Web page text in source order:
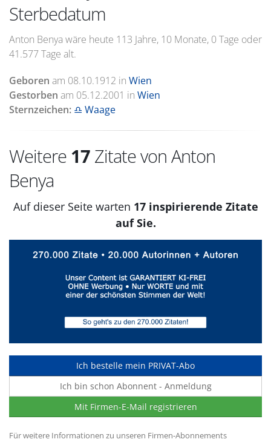
Sterbedatum
Anton Benya wäre heute 113 Jahre, 10 Monate, 0 Tage oder
41.577 Tage alt.
Geboren am 08.10.1912 in Wien
Gestorben am 05.12.2001 in Wien
Sternzeichen: ♎ Waage
Weitere 17 Zitate von Anton
Benya
Auf dieser Seite warten 17 inspirierende Zitate
auf Sie.
Ich bestelle mein PRIVAT-Abo
Ich bin schon Abonnent - Anmeldung
Mit Firmen-E-Mail registrieren
Für weitere Informationen zu unseren Firmen-Abonnements